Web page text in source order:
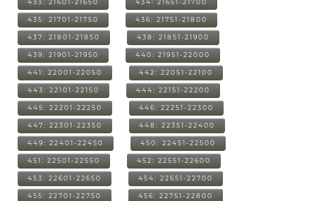
433: 21601-21650 434: 21651-21700
435: 21701-21750 436: 21751-21800
437: 21801-21850 438: 21851-21900
439: 21901-21950 440: 21951-22000
441: 22001-22050 442: 22051-22100
443: 22101-22150 444: 22151-22200
445: 22201-22250 446: 22251-22300
447: 22301-22350 448: 22351-22400
449: 22401-22450 450: 22451-22500
451: 22501-22550 452: 22551-22600
453: 22601-22650 454: 22651-22700
455: 22701-22750 456: 22751-22800